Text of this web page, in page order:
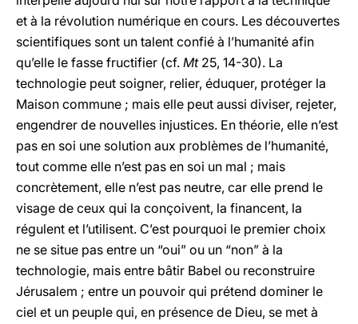
et à la révolution numérique en cours. Les découvertes
scientifiques sont un talent confié à l’humanité afin
qu’elle le fasse fructifier (cf. Mt25, 14-30). La
technologie peut soigner, relier, éduquer, protéger la
Maison commune ; mais elle peut aussi diviser, rejeter,
engendrer de nouvelles injustices. En théorie, elle n’est
pas en soi une solution aux problèmes de l’humanité,
tout comme elle n’est pas en soi un mal ; mais
concrètement, elle n’est pas neutre, car elle prend le
visage de ceux qui la conçoivent, la financent, la
régulent et l’utilisent. C’est pourquoi le premier choix
ne se situe pas entre un “oui” ou un “non” à la
technologie, mais entre bâtir Babel ou reconstruire
Jérusalem ; entre un pouvoir qui prétend dominer le
ciel et un peuple qui, en présence de Dieu, se met à